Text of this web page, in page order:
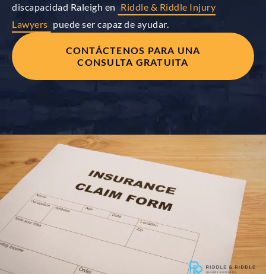
discapacidad Raleigh en Riddle & Riddle Injury
Lawyers puede ser capaz de ayudar.
CONTÁCTENOS PARA UNA
CONSULTA GRATUITA